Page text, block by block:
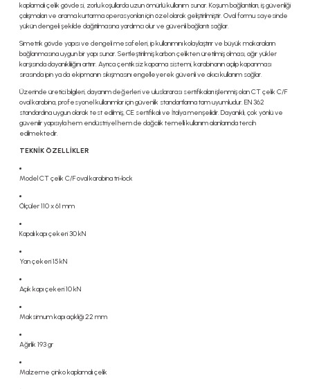
kaplamalı çelik gövdesi, zorlu koşullarda uzun ömürlü kullanım sunar. Koşum bağlantıları, iş güvenliği
çalışmaları ve arama kurtarma operasyonları için özel olarak geliştirilmiştir. Oval formu sayesinde
yükün dengeli şekilde dağıtılmasına yardımcı olur ve güvenli bağlantı sağlar.
Simetrik gövde yapısı ve dengeli mesafeleri, ip kullanımını kolaylaştırır ve büyük makaraların
bağlanmasına uygun bir yapı sunar. Sertleştirilmiş karbon çelikten üretilmiş olması, ağır yükler
karşısında dayanıklılığını artırır. Ayrıca çentiksiz kapama sistemi, karabinanın açılıp kapanması
sırasında ipin ya da ekipmanın sıkışmasını engelleyerek güvenli ve akıcı kullanım sağlar.
Üzerinde üretici bilgileri, dayanım değerleri ve uluslararası sertifikaları işlenmiş olan CT çelik C/F
oval karabina, profesyonel kullanımlar için güvenlik standartlarına tam uyumludur. EN 362
standardına uygun olarak test edilmiş, CE sertifikalı ve İtalya menşeilidir. Dayanıklı, çok yönlü ve
güvenilir yapısıyla hem endüstriyel hem de dağcılık temelli kullanım alanlarında tercih
edilmektedir.
TEKNİK ÖZELLİKLER
Model CT çelik C/F oval karabina tri-lock
Ölçüler 110 x 61 mm
Kapalı kapı çekeri 30 kN
Yan çekeri 15 kN
Açık kapı çekeri 10 kN
Maksimum kapı açıklığı 22 mm
Ağırlık 193 gr
Malzeme çinko kaplamalı çelik